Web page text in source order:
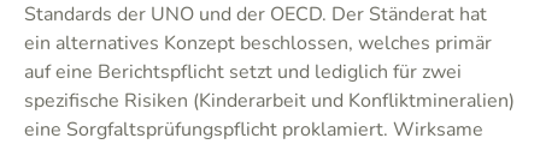
Standards der UNO und der OECD. Der Ständerat hat
ein alternatives Konzept beschlossen, welches primär
auf eine Berichtspflicht setzt und lediglich für zwei
spezifische Risiken (Kinderarbeit und Konfliktmineralien)
eine Sorgfaltsprüfungspflicht proklamiert. Wirksame